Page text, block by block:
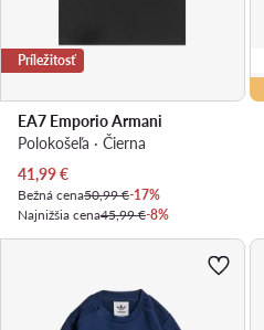
Príležitosť
EA7 Emporio Armani
Polokošeľa · Čierna
Aktuálna cena
41,99€
Bežná cena50,99 €-17%
Najnižšia cena45,99 €-8%